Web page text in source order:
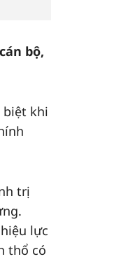
bộ,
biệt khi
trị
lực
thổ có